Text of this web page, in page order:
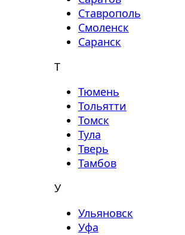
Ставрополь
Смоленск
Саранск
Т
Тюмень
Тольятти
Томск
Тула
Тверь
Тамбов
У
Ульяновск
Уфа